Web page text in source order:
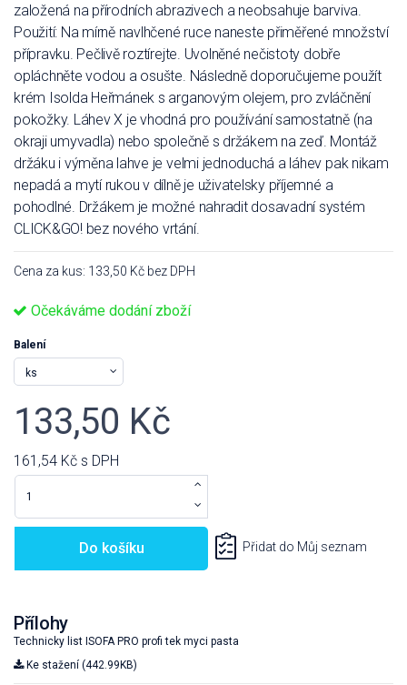
založená na přírodních abrazivech a neobsahuje barviva.
Použití: Na mírně navlhčené ruce naneste přiměřené množství
přípravku. Pečlivě roztírejte. Uvolněné nečistoty dobře
opláchněte vodou a osušte. Následně doporučujeme použít
krém Isolda Heřmánek s arganovým olejem, pro zvláčnění
pokožky. Láhev X je vhodná pro používání samostatně (na
okraji umyvadla) nebo společně s držákem na zeď. Montáž
držáku i výměna lahve je velmi jednoduchá a láhev pak nikam
nepadá a mytí rukou v dílně je uživatelsky příjemné a
pohodlné. Držákem je možné nahradit dosavadní systém
CLICK&GO! bez nového vrtání.
Cena za kus: 133,50 Kč bez DPH
Očekáváme dodání zboží
Balení
133,50 Kč
161,54 Kč s DPH
Do košíku Přidat do Můj seznam
Přílohy
Technicky list ISOFA PRO profi tek myci pasta
Ke stažení (442.99KB)